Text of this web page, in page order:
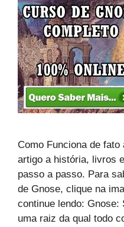
Como Funciona de
artigo a história, livros
passo a passo. Para
de Gnose, clique na
continue lendo: Gnose:
uma raiz da qual todo